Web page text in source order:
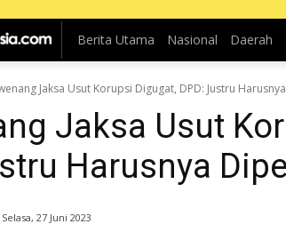
Berita Utama Nasional Daerah
Jaksa Usut Korupsi Digugat, DPD: Justru
Jaksa Usut
Harusnya
Selasa, 27 Juni 2023